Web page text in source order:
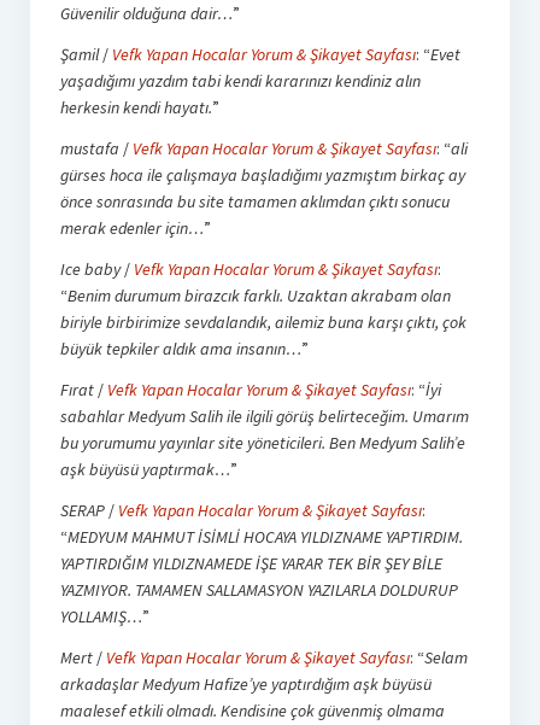
Güvenilir olduğuna dair…”
Şamil/ Vefk Yapan Hocalar Yorum & Şikayet Sayfası: “Evet
yaşadığımı yazdım tabi kendi kararınızı kendiniz alın
herkesin kendi hayatı.”
mustafa / Vefk Yapan Hocalar Yorum & Şikayet Sayfası: “ali
gürses hoca ile çalışmaya başladığımı yazmıştım birkaç ay
önce sonrasında bu site tamamen aklımdan çıktı sonucu
merak edenler için…”
Ice baby/ Vefk Yapan Hocalar Yorum & Şikayet Sayfası:
“Benim durumum birazcık farklı. Uzaktan akrabam olan
biriyle birbirimize sevdalandık, ailemiz buna karşı çıktı, çok
büyük tepkiler aldık ama insanın…”
Fırat/ Vefk Yapan Hocalar Yorum & Şikayet Sayfası: “İyi
sabahlar Medyum Salih ile ilgili görüş belirteceğim. Umarım
bu yorumumu yayınlar site yöneticileri. Ben Medyum Salih’e
aşk büyüsü yaptırmak…”
SERAP/ Vefk Yapan Hocalar Yorum & Şikayet Sayfası:
“MEDYUM MAHMUT İSİMLİ HOCAYA YILDIZNAME YAPTIRDIM.
YAPTIRDIĞIM YILDIZNAMEDE İŞE YARAR TEK BİR ŞEY BİLE
YAZMIYOR. TAMAMEN SALLAMASYON YAZILARLA DOLDURUP
YOLLAMIŞ…”
Mert/ Vefk Yapan Hocalar Yorum & Şikayet Sayfası: “Selam
arkadaşlar Medyum Hafize’ye yaptırdığım aşk büyüsü
maalesef etkili olmadı. Kendisine çok güvenmiş olmama